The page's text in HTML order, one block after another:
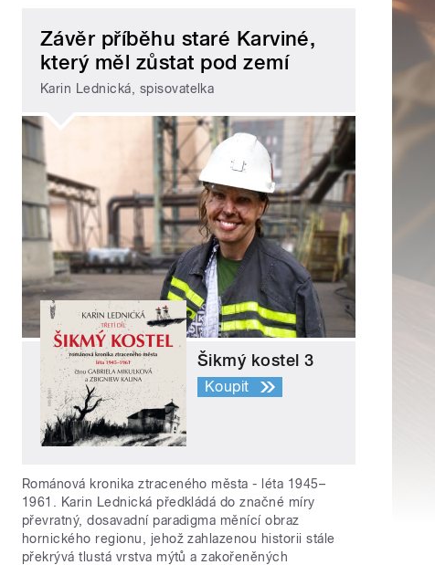
Závěr příběhu staré Karviné,
který měl zůstat pod zemí
Karin Lednická, spisovatelka
Šikmý kostel 3
Koupit
Románová kronika ztraceného města - léta 1945–
1961. Karin Lednická předkládá do značné míry
převratný, dosavadní paradigma měnící obraz
hornického regionu, jehož zahlazenou historii stále
překrývá tlustá vrstva mýtů a zakořeněných